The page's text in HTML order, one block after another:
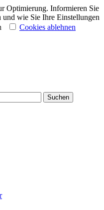
Optimierung. Informieren Sie
wie Sie Ihre Einstellungen
Cookies ablehnen